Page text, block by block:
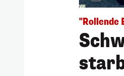
"Rollende